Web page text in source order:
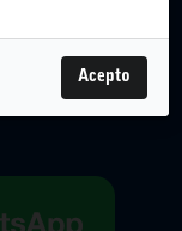
6. 46394
Acepto